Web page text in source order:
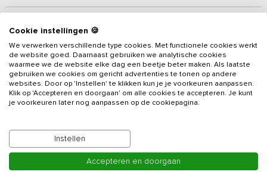
Dit vakantieadres, gelegen in het buitengebied van Berkelland,
midden in de Achterhoek is voorzien van 6 slaapkamers en 2
badkamers. De ligging, vlak naast een actieve boerderij met
koeien en kalveren, maakt een verblijf in deze accommodatie tot
een typisch Hollandse vakantie.
kenmerken is knus, maar ook voorzien van alle hedendaagse
gemakken. De authentieke leefkeuken met grote eettafel biedt
plek aan het hele gezelschap voor een diner óf een gezellige
Kamer indeling
Cookie instellingen 🍪
We verwerken verschillende type cookies. Met functionele cookies werkt
de website goed. Daarnaast gebruiken we analytische cookies
waarmee we de website elke dag een beetje beter maken. Als laatste
gebruiken we cookies om gericht advertenties te tonen op andere
websites. Door op 'Instellen' te klikken kun je je voorkeuren aanpassen.
Klik op 'Accepteren en doorgaan' om alle cookies te accepteren. Je kunt
je voorkeuren later nog aanpassen op de cookiepagina.
Instellen
Accepteren en doorgaan